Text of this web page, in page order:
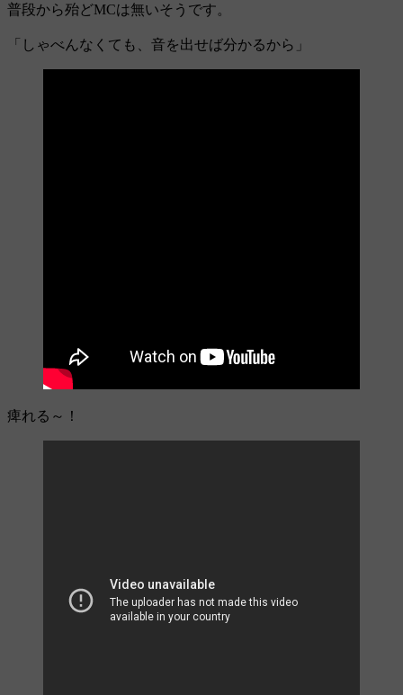
普段から殆どMCは無いそうです。
「しゃべんなくても、音を出せば分かるから」
痺れる～！